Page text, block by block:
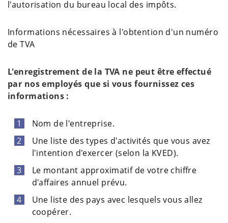
l'autorisation du bureau local des impôts.
Informations nécessaires à l'obtention d'un numéro
de TVA
L'enregistrement de la TVA ne peut être effectué
par nos employés que si vous fournissez ces
informations :
Nom de l'entreprise.
Une liste des types d'activités que vous avez
l'intention d'exercer (selon la KVED).
Le montant approximatif de votre chiffre
d'affaires annuel prévu.
Une liste des pays avec lesquels vous allez
coopérer.